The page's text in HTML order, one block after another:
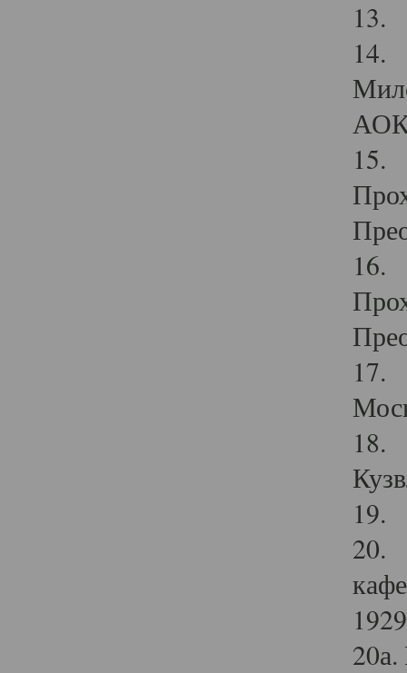
13.
14.
15.
16.
17.
18.
19.
20.